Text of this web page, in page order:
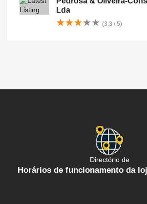
Lda
★★★★★
★★★★★ (3.3 / 5)
Directório de
Horários de funcionamento da